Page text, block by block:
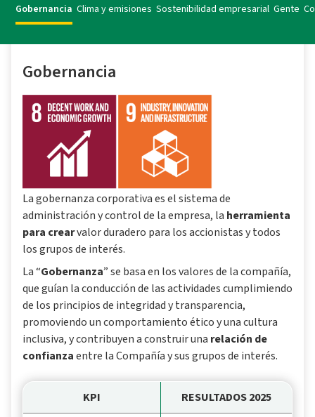
Gobernancia Clima y emisiones Sostenibilidad empresarial Gente
Gobernancia
La gobernanza corporativa es el sistema de
administración y control de la empresa, la herramienta
para crearvalor duradero para los accionistas y todos
los grupos de interés.
La “Gobernanza” se basa en los valores de la compañía,
que guían la conducción de las actividades cumplimiendo
de los principios de integridad y transparencia,
promoviendo un comportamiento ético y una cultura
inclusiva, y contribuyen a construir una relación de
confianzaentre la Compañía y sus grupos de interés.
KPI RESULTADOS 2025